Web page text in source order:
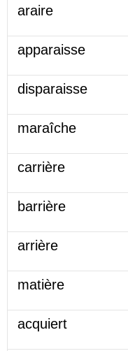
araire
apparaisse
disparaisse
maraîche
carrière
barrière
arrière
matière
acquiert